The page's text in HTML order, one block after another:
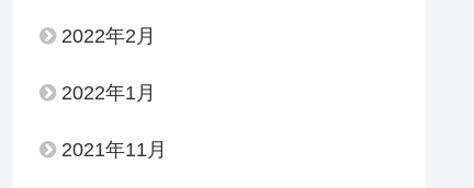
2022年2月
2022年1月
2021年11月